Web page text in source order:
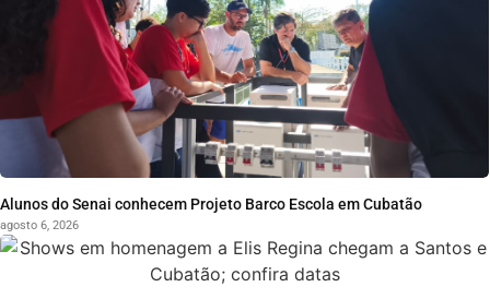
Alunos do Senai conhecem Projeto Barco Escola em Cubatão
agosto 6, 2026